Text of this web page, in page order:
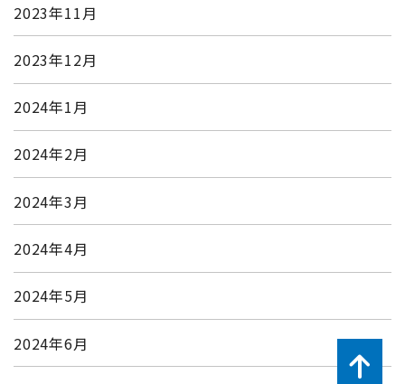
2023年11月
2023年12月
2024年1月
2024年2月
2024年3月
2024年4月
2024年5月
2024年6月